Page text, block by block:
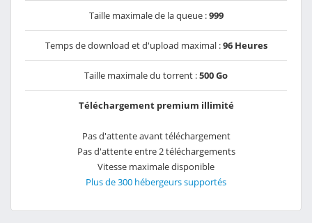
Taille maximale de la queue :999
Temps de download et d'upload maximal :96 Heures
Taille maximale du torrent :500 Go
Téléchargement premium illimité
Pas d'attente avant téléchargement
Pas d'attente entre 2 téléchargements
Vitesse maximale disponible
Plus de 300 hébergeurs supportés